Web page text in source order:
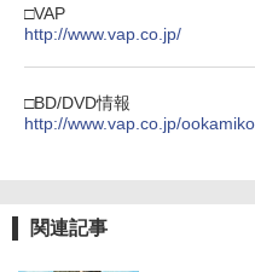
□VAP
http://www.vap.co.jp/
□BD/DVD情報
http://www.vap.co.jp/
関連記事